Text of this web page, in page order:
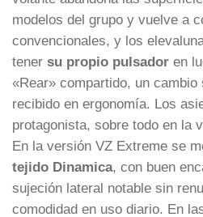
modelos del grupo y vuelve a
convencionales, y los
tener su propio pulsador en
«Rear» compartido, un
recibido en ergonomía. Los
protagonista, sobre todo en la
En la versión VZ Extreme se
tejido Dinamica, con buen
sujeción lateral notable sin
comodidad en uso diario. En